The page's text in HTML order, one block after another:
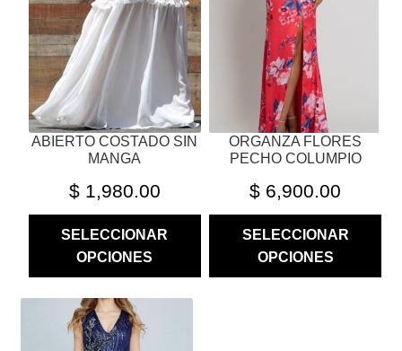
ABIERTO COSTADO SIN
MANGA
$1,980.00
SELECCIONAR
OPCIONES
SE
PUEDEN
ELEGIR
EN
LA
PÁGINA
DE
ORGANZA FLORES
PECHO COLUMPIO
$ 6,900.00
SELECCIONAR
OPCIONES
PUEDEN
PÁGINA
PRODUCTO